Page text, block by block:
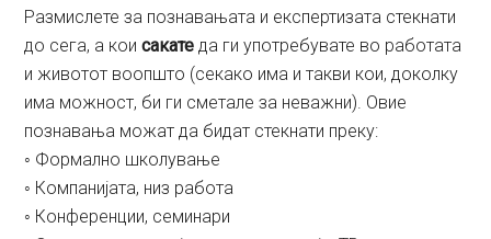
Размислете за познавањата и експертизата стекнати
до сега, а коисакате да ги употребувате во работата
и животот воопшто (секако има и такви кои, доколку
има можност, би ги сметале за неважни). Овие
познавања можат да бидат стекнати преку:
◦ Формално школување
◦ Компанијата, низ работа
◦ Конференции, семинари